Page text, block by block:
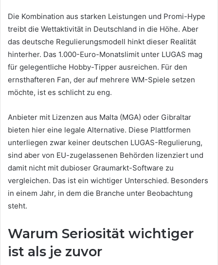
Die Kombination aus starken Leistungen und Promi-Hype
treibt die Wettaktivität in Deutschland in die Höhe. Aber
das deutsche Regulierungsmodell hinkt dieser Realität
hinterher. Das 1.000-Euro-Monatslimit unter LUGAS mag
für gelegentliche Hobby-Tipper ausreichen. Für den
ernsthafteren Fan, der auf mehrere WM-Spiele setzen
möchte, ist es schlicht zu eng.
Anbieter mit Lizenzen aus Malta (MGA) oder Gibraltar
bieten hier eine legale Alternative. Diese Plattformen
unterliegen zwar keiner deutschen LUGAS-Regulierung,
sind aber von EU-zugelassenen Behörden lizenziert und
damit nicht mit dubioser Graumarkt-Software zu
vergleichen. Das ist ein wichtiger Unterschied. Besonders
in einem Jahr, in dem die Branche unter Beobachtung
steht.
Warum Seriosität wichtiger
ist als je zuvor